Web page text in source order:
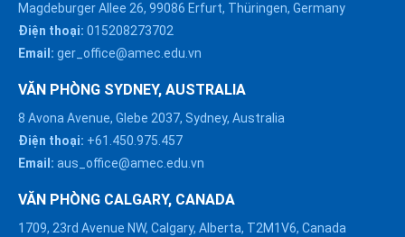
Magdeburger Allee 26, 99086 Erfurt, Thüringen, Germany
Điện thoại: 015208273702
Email: ger_office@amec.edu.vn
VĂN PHÒNG SYDNEY, AUSTRALIA
8 Avona Avenue, Glebe 2037, Sydney, Australia
Điện thoại: +61.450.975.457
Email: aus_office@amec.edu.vn
VĂN PHÒNG CALGARY, CANADA
1709, 23rd Avenue NW, Calgary, Alberta, T2M1V6, Canada